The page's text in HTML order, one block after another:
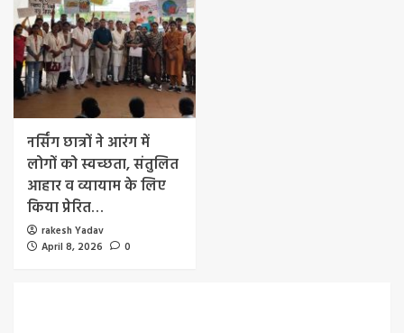
नर्सिंग छात्रों ने आरंग में
लोगों को स्वच्छता, संतुलित
आहार व व्यायाम के लिए
किया प्रेरित…
rakesh Yadav
April 8, 2026
0